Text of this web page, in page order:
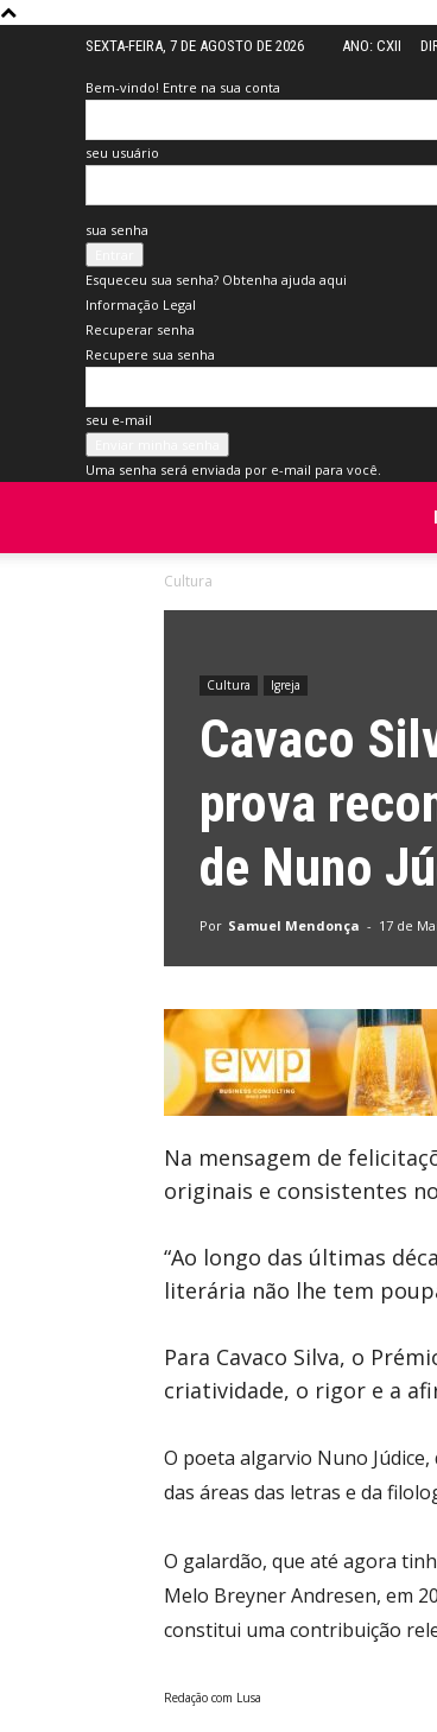
SEXTA-FEIRA, 7 DE AGOSTO DE 2026 ANO: CXII
Bem-vindo! Entre na sua conta
seu usuário
sua senha
Esqueceu sua senha? Obtenha ajuda aqui
Informação Legal
Recuperar senha
Recupere sua senha
seu e-mail
Uma senha será enviada por e-mail para você.
Cultura
Cultura Igreja
Cavaco
prova
de Nuno
Por Samuel Mendonça - 17 de
Na mensagem de
originais e consistentes
“Ao longo das últimas
literária não lhe tem
Para Cavaco Silva, o
criatividade, o rigor e a
O poeta algarvio Nuno Júdice,
das áreas das letras e da
O galardão, que até agora
Melo Breyner Andresen, em
constitui uma contribuição
Redação com Lusa